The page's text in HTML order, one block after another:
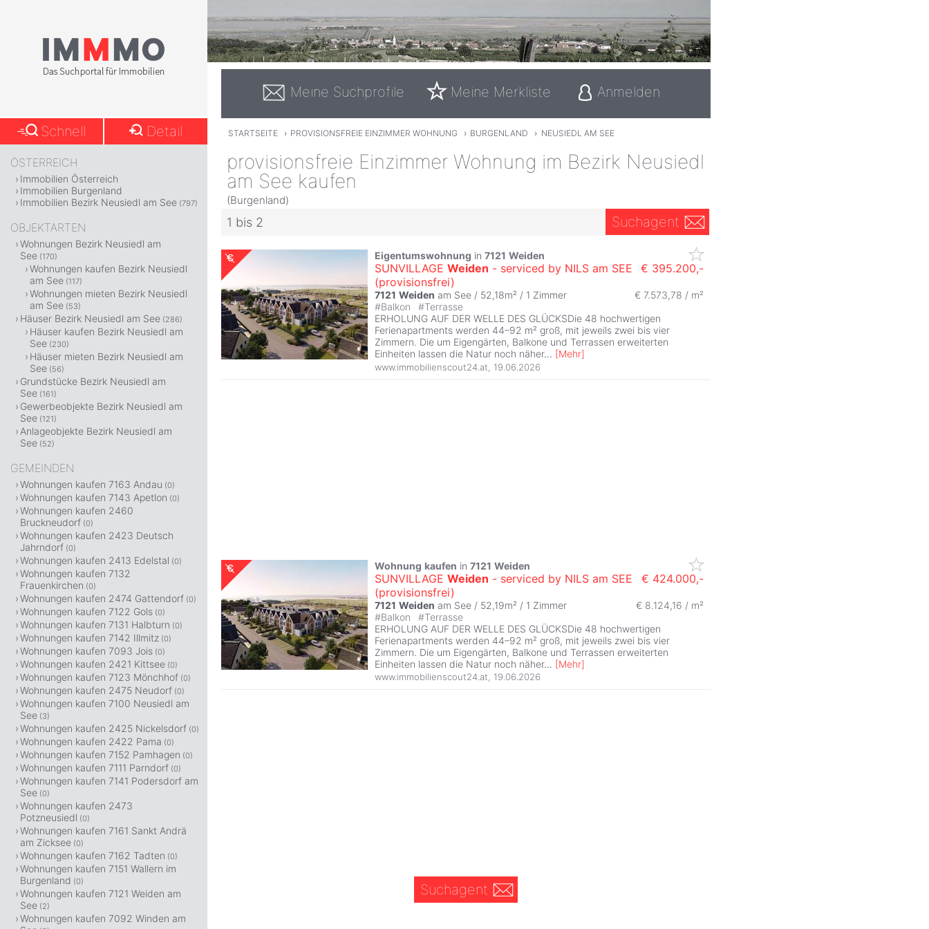
Meine Suchprofile Meine Merkliste Anmelden
STARTSEITE › PROVISIONSFREIE EINZIMMER WOHNUNG › BURGENLAND › NEUSIEDL AM SEE
provisionsfreie Einzimmer Wohnung im Bezirk Neusiedl
am See kaufen
(Burgenland)
1 bis 2 Suchagent
Eigentumswohnung in 7121 Weiden
SUNVILLAGE Weiden - serviced by NILS am SEE
(provisionsfrei)
€ 395.200,-
7121 Weiden am See / 52,18m² / 1 Zimmer
€ 7.573,78 / m²
#Balkon #Terrasse
ERHOLUNG AUF DER WELLE DES GLÜCKSDie 48 hochwertigen
Ferienapartments werden 44–92 m² groß, mit jeweils zwei bis vier
Zimmern. Die um Eigengärten, Balkone und Terrassen erweiterten
Einheiten lassen die Natur noch näher... [Mehr]
www.immobilienscout24.at 19.06.2026
Wohnung kaufen in 7121 Weiden
SUNVILLAGE Weiden - serviced by NILS am SEE
(provisionsfrei)
€ 424.000,-
7121 Weiden am See / 52,19m² / 1 Zimmer
€ 8.124,16 / m²
#Balkon #Terrasse
ERHOLUNG AUF DER WELLE DES GLÜCKSDie 48 hochwertigen
Ferienapartments werden 44–92 m² groß, mit jeweils zwei bis vier
Zimmern. Die um Eigengärten, Balkone und Terrassen erweiterten
Einheiten lassen die Natur noch näher... [Mehr]
www.immobilienscout24.at, 19.06.2026
Suchagent
Schnell Detail
ÖSTERREICH
Immobilien Österreich
Immobilien Burgenland
Immobilien Bezirk Neusiedl am See (797)
OBJEKTARTEN
Wohnungen Bezirk Neusiedl am
See (170)
Wohnungen kaufen Bezirk Neusiedl
am See (117)
Wohnungen mieten Bezirk Neusiedl
am See (53)
Häuser Bezirk Neusiedl am See (286)
Häuser kaufen Bezirk Neusiedl am
See (230)
Häuser mieten Bezirk Neusiedl am
See (56)
Grundstücke Bezirk Neusiedl am
See (161)
Gewerbeobjekte Bezirk Neusiedl am
See (121)
Anlageobjekte Bezirk Neusiedl am
See (52)
GEMEINDEN
Wohnungen kaufen 7163 Andau (0)
Wohnungen kaufen 7143 Apetlon (0)
Wohnungen kaufen 2460
Bruckneudorf (0)
Wohnungen kaufen 2423 Deutsch
Jahrndorf (0)
Wohnungen kaufen 2413 Edelstal (0)
Wohnungen kaufen 7132
Frauenkirchen (0)
Wohnungen kaufen 2474 Gattendorf (0)
Wohnungen kaufen 7122 Gols (0)
Wohnungen kaufen 7131 Halbturn (0)
Wohnungen kaufen 7142 Illmitz (0)
Wohnungen kaufen 7093 Jois (0)
Wohnungen kaufen 2421 Kittsee (0)
Wohnungen kaufen 7123 Mönchhof (0)
Wohnungen kaufen 2475 Neudorf (0)
Wohnungen kaufen 7100 Neusiedl am
See (3)
Wohnungen kaufen 2425 Nickelsdorf (0)
Wohnungen kaufen 2422 Pama (0)
Wohnungen kaufen 7152 Pamhagen (0)
Wohnungen kaufen 7111 Parndorf (0)
Wohnungen kaufen 7141 Podersdorf am
See (0)
Wohnungen kaufen 2473
Potzneusiedl (0)
Wohnungen kaufen 7161 Sankt Andrä
am Zicksee (0)
Wohnungen kaufen 7162 Tadten (0)
Wohnungen kaufen 7151 Wallern im
Burgenland (0)
Wohnungen kaufen 7121 Weiden am
See (2)
Wohnungen kaufen 7092 Winden am